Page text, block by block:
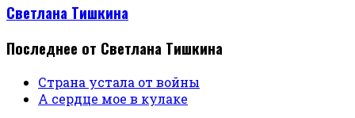
Светлана Тишкина
Последнее от Светлана Тишкина
Страна устала от войны
А сердце мое в кулаке